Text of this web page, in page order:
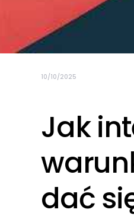
10/10/2025
Jak
dać